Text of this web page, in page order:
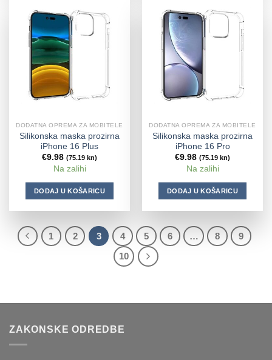
DODATNA OPREMA ZA MOBITELE
Silikonska maska prozirna
iPhone 16 Plus
€9.98 (75.19 kn)
Na zalihi
DODAJ U KOŠARICU
DODATNA OPREMA ZA MOBITELE
Silikonska maska prozirna
iPhone 16 Pro
€9.98 (75.19 kn)
Na zalihi
DODAJ U KOŠARICU
1 2 3 4 5 6 … 8
9
10
ZAKONSKE ODREDBE